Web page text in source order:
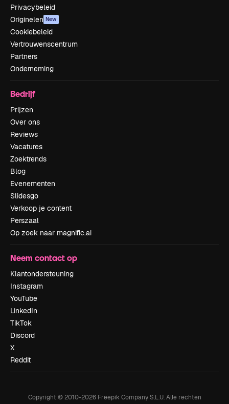
Privacybeleid
Originelen New
Cookiebeleid
Vertrouwenscentrum
Partners
Onderneming
Bedrijf
Prijzen
Over ons
Reviews
Vacatures
Zoektrends
Blog
Evenementen
Slidesgo
Verkoop je content
Perszaal
Op zoek naar magnific.ai
Neem contact op
Klantondersteuning
Instagram
YouTube
LinkedIn
TikTok
Discord
X
Reddit
Copyright © 2010-2026Freepik Company S.L.U. Alle rechten